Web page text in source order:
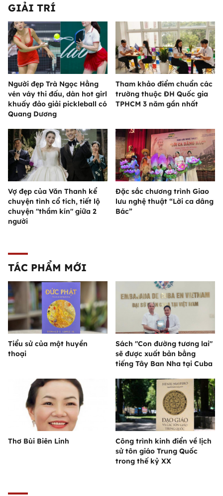
GIẢI TRÍ
Người đẹp Trà Ngọc Hằng
vén váy thi đấu, dàn hot girl
khuấy đảo giải pickleball có
Quang Dương
Tham khảo điểm chuẩn các
trường thuộc ĐH Quốc gia
TPHCM 3 năm gần nhất
Vợ đẹp của Văn Thanh kể
chuyện tình cổ tích, tiết lộ
chuyện "thầm kín" giữa 2
người
Đặc sắc chương trình Giao
lưu nghệ thuật “Lời ca dâng
Bác”
TÁC PHẨM MỚI
Tiểu sử của một huyền
thoại
Sách "Con đường tương lai"
sẽ được xuất bản bằng
tiếng Tây Ban Nha tại Cuba
Thơ Bùi Biên Linh
Công trình kinh điển về lịch
sử tôn giáo Trung Quốc
trong thế kỷ XX